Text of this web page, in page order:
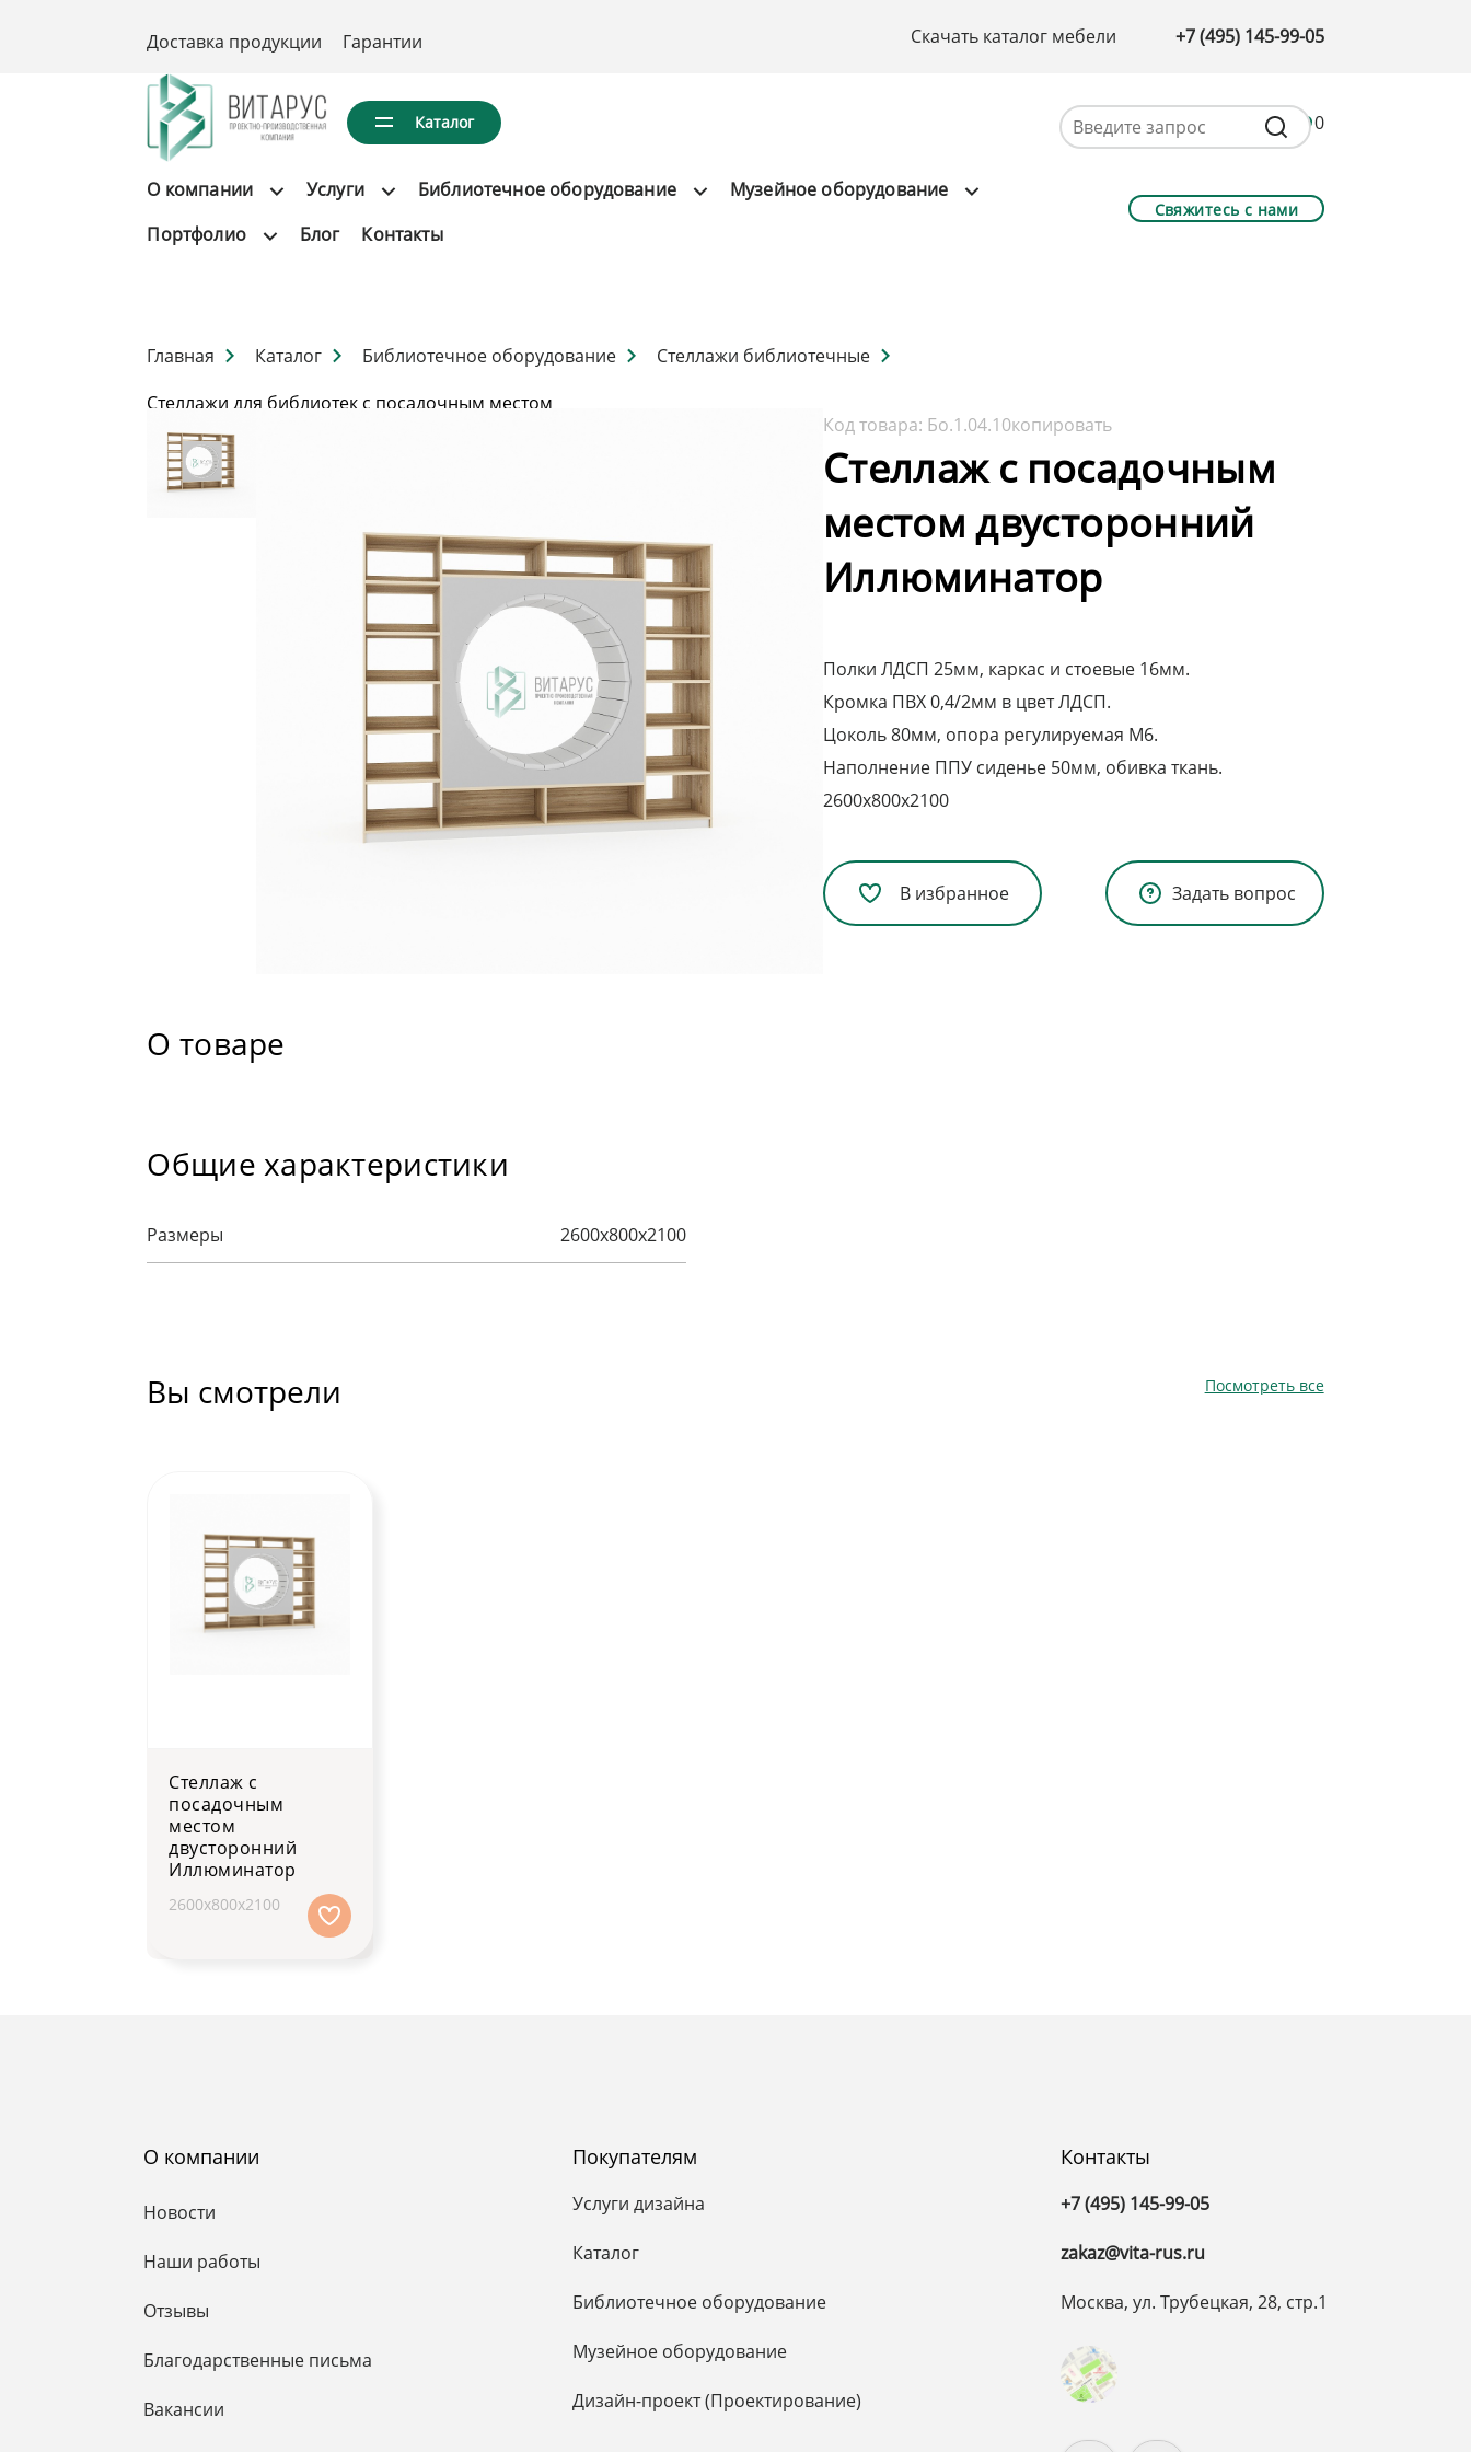
Доставка продукции Гарантии Скачать каталог мебели +7 (495) 145-99-05
Каталог 0
О компании Услуги Библиотечное оборудование
Музейное оборудование
Портфолио
Блог Контакты
Свяжитесь с нами
Главная Каталог Библиотечное оборудование
Стеллажи библиотечные
Стеллажи для библиотек с посадочным местом
Код товара: Бо.1.04.10копировать
Стеллаж с посадочным
местом двусторонний
Иллюминатор
Полки ЛДСП 25мм, каркас и стоевые 16мм.
Кромка ПВХ 0,4/2мм в цвет ЛДСП.
Цоколь 80мм, опора регулируемая М6.
Наполнение ППУ сиденье 50мм, обивка ткань.
2600х800х2100
В избранное Задать вопрос
О товаре
Общие характеристики
Размеры 2600х800х2100
Вы смотрели Посмотреть все
Стеллаж с
посадочным
местом
двусторонний
Иллюминатор
2600х800х2100
О компании
Новости
Наши работы
Отзывы
Благодарственные письма
Вакансии
Покупателям
Услуги дизайна
Каталог
Библиотечное оборудование
Музейное оборудование
Дизайн-проект (Проектирование)
Контакты
+7 (495) 145-99-05
zakaz@vita-rus.ru
Москва, ул. Трубецкая, 28, стр.1